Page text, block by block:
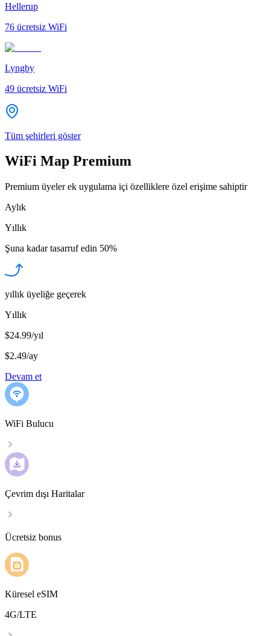
Hellerup
76 ücretsiz WiFi
Lyngby
49 ücretsiz WiFi
Tüm şehirleri göster
WiFi Map Premium
Premium üyeler ek uygulama içi özelliklere özel erişime sahiptir
Aylık
Yıllık
Şuna kadar tasarruf edin 50%
yıllık üyeliğe geçerek
Yıllık
$24.99/yıl
$2.49/ay
Devam et
WiFi Bulucu
Çevrim dışı Haritalar
Ücretsiz bonus
Küresel eSIM
4G/LTE